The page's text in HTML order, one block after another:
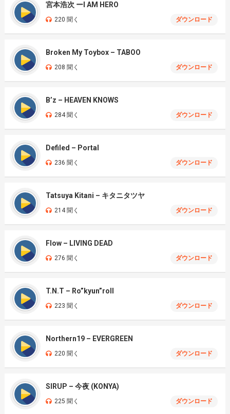
宮本浩次 ーI AM HERO
220 聞く ダウンロード
Broken My Toybox – TABOO
208 聞く ダウンロード
B’z – HEAVEN KNOWS
284 聞く ダウンロード
Defiled – Portal
236 聞く ダウンロード
Tatsuya Kitani – キタニタツヤ
214 聞く ダウンロード
Flow – LIVING DEAD
276 聞く ダウンロード
T.N.T – Ro”kyun”roll
223 聞く ダウンロード
Northern19 – EVERGREEN
220 聞く ダウンロード
SIRUP – 今夜 (KONYA)
225 聞く ダウンロード